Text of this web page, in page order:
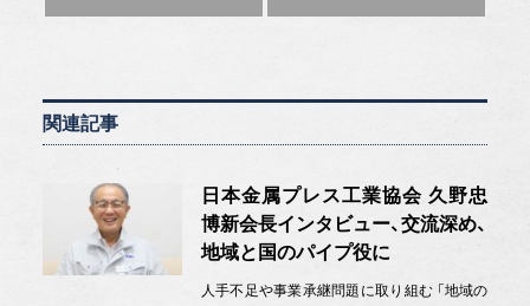
関連記事
日本金属プレス工業協会 久野忠
博新会長インタビュー、交流深め、
地域と国のパイプ役に
人手不足や事業承継問題に取り組む 「地域の